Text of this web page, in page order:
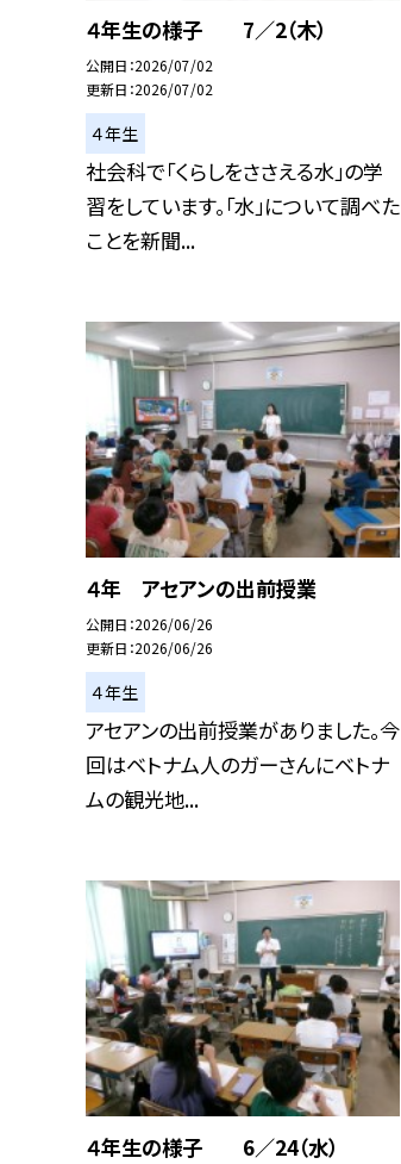
４年生の様子 7／2（木）
公開日 2026/07/02
更新日 2026/07/02
４年生
社会科で「くらしをささえる水」の学
習をしています。「水」について調べた
ことを新聞...
４年 アセアンの出前授業
公開日 2026/06/26
更新日 2026/06/26
４年生
アセアンの出前授業がありました。今
回はベトナム人のガーさんにベトナ
ムの観光地...
４年生の様子 6／24（水）